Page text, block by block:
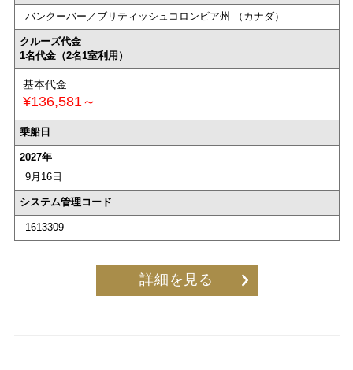
バンクーバー／ブリティッシュコロンビア州 （カナダ）
クルーズ代金
1名代金（2名1室利用）
基本代金
¥136,581～
乗船日
2027年
9月16日
システム管理コード
1613309
詳細を見る